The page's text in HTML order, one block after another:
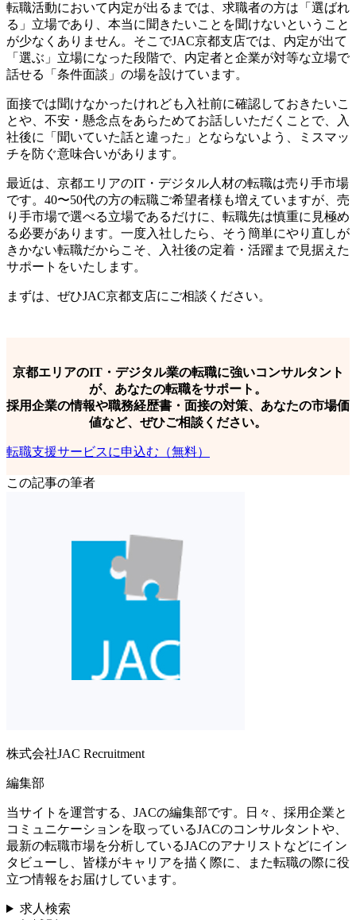
転職活動において内定が出るまでは、求職者の方は「選ばれ
る」立場であり、本当に聞きたいことを聞けないということ
が少なくありません。そこでJAC京都支店では、内定が出て
「選ぶ」立場になった段階で、内定者と企業が対等な立場で
話せる「条件面談」の場を設けています。
面接では聞けなかったけれども入社前に確認しておきたいこ
とや、不安・懸念点をあらためてお話しいただくことで、入
社後に「聞いていた話と違った」とならないよう、ミスマッ
チを防ぐ意味合いがあります。
最近は、京都エリアのIT・デジタル人材の転職は売り手市場
です。40〜50代の方の転職ご希望者様も増えていますが、売
り手市場で選べる立場であるだけに、転職先は慎重に見極め
る必要があります。一度入社したら、そう簡単にやり直しが
きかない転職だからこそ、入社後の定着・活躍まで見据えた
サポートをいたします。
まずは、ぜひJAC京都支店にご相談ください。
京都エリアのIT・デジタル業の転職に強いコンサルタント
が、あなたの転職をサポート。
採用企業の情報や職務経歴書・面接の対策、あなたの市場価
値など、ぜひご相談ください。
転職支援サービスに申込む（無料）
この記事の筆者
株式会社JAC Recruitment
編集部
当サイトを運営する、JACの編集部です。日々、採用企業と
コミュニケーションを取っているJACのコンサルタントや、
最新の転職市場を分析しているJACのアナリストなどにイン
タビューし、皆様がキャリアを描く際に、また転職の際に役
立つ情報をお届けしています。
求人検索